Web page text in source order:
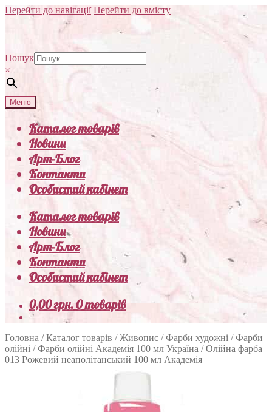
Перейти до навігації Перейти до вмісту
Пошук
×
Меню
Каталог товарів
Новини
Арт-Блог
Контакти
Особистий кабінет
Каталог товарів
Новини
Арт-Блог
Контакти
Особистий кабінет
0,00грн.0 товарів
Головна /Каталог товарів /Живопис /Фарби художні /Фарби
олійні /Фарби олійні Академія 100 мл Україна /Олійна фарба
013 Рожевий неаполітанський 100 мл Академія